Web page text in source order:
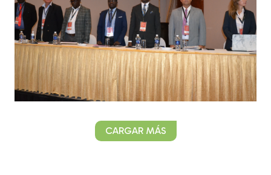
CARGAR MÁS